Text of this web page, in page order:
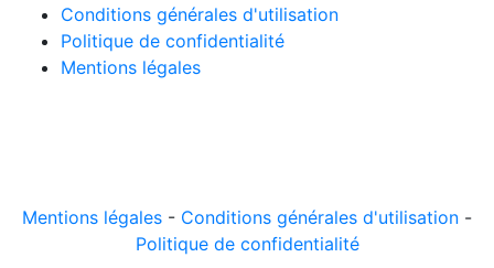
Conditions générales d'utilisation
Politique de confidentialité
Mentions légales
Mentions légales - Conditions générales d'utilisation -
Politique de confidentialité